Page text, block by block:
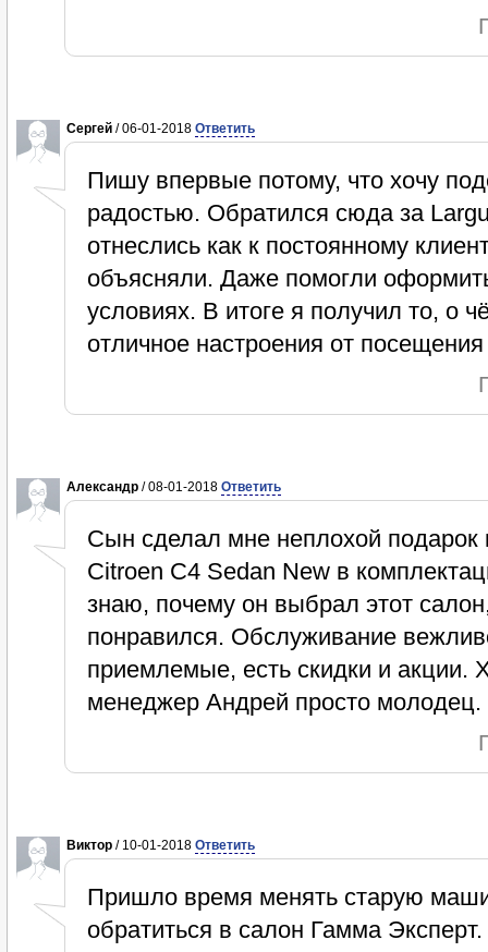
Сергей / 06-01-2018 Ответить
Пишу впервые потому, что хочу
радостью. Обратился сюда за
отнеслись как к постоянному
объясняли. Даже помогли
условиях. В итоге я получил то, о
отличное настроения от посещения
Александр / 08-01-2018 Ответить
Сын сделал мне неплохой подарок
Citroen C4 Sedan New в
знаю, почему он выбрал этот
понравился. Обслуживание
приемлемые, есть скидки и акции.
менеджер Андрей просто
Виктор / 10-01-2018 Ответить
Пришло время менять старую
обратиться в салон Гамма